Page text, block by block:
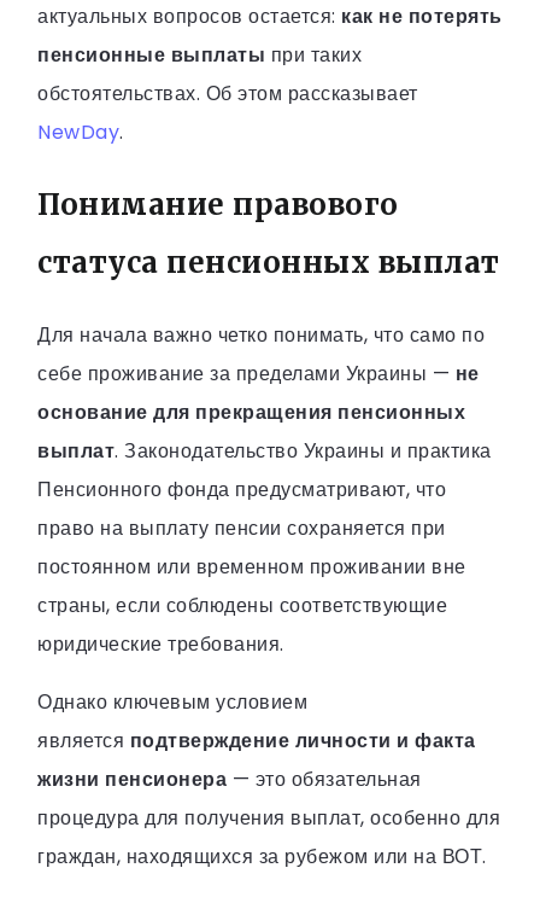
актуальных вопросов остается: как не потерять
пенсионные выплаты при таких
обстоятельствах. Об этом рассказывает
NewDay.
Понимание правового
статуса пенсионных выплат
Для начала важно четко понимать, что само по
себе проживание за пределами Украины — не
основание для прекращения пенсионных
выплат. Законодательство Украины и практика
Пенсионного фонда предусматривают, что
право на выплату пенсии сохраняется при
постоянном или временном проживании вне
страны, если соблюдены соответствующие
юридические требования.
Однако ключевым условием
является подтверждение личности и факта
жизни пенсионера — это обязательная
процедура для получения выплат, особенно для
граждан, находящихся за рубежом или на ВОТ.